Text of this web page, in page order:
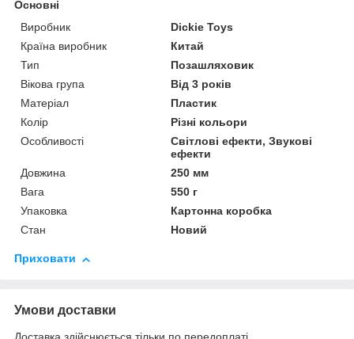
Основні
Виробник
Dickie Toys
Країна виробник
Китай
Тип
Позашляховик
Вікова група
Від 3 років
Матеріал
Пластик
Колір
Різні кольори
Особливості
Світлові ефекти, Звукові
ефекти
Довжина
250 мм
Вага
550 г
Упаковка
Картонна коробка
Стан
Новий
Приховати
Умови доставки